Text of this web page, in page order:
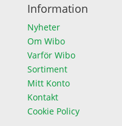
Information
Nyheter
Om Wibo
Varför Wibo
Sortiment
Mitt Konto
Kontakt
Cookie Policy